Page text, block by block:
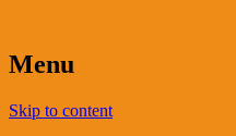
Menu
Skip to content